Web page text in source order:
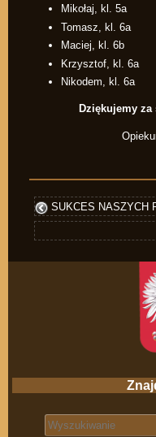
Mikołaj, kl. 5a
Tomasz, kl. 6a
Maciej, kl. 6b
Krzysztof, kl. 6a
Nikodem, kl. 6a
Dziękujemy
SUKCES NASZYCH
Search for: